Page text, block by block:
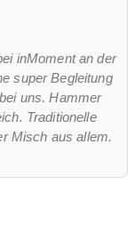
inMoment an der
super Begleitung
uns. Hammer
Traditionelle
Misch aus allem.